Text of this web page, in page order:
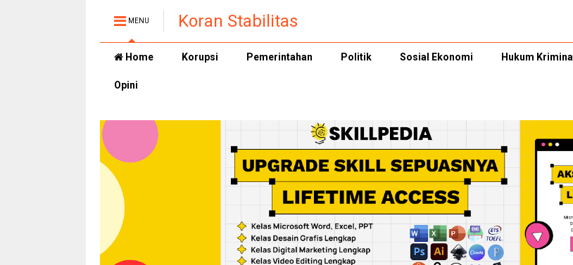
MENU Koran Stabilitas
Home Korupsi Pemerintahan Politik Sosial Ekonomi Hukum Kriminal
Opini